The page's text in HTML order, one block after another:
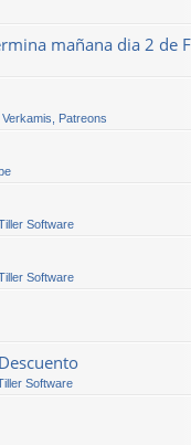
mañana dia 2 de
Patreons
Software
Software
Software